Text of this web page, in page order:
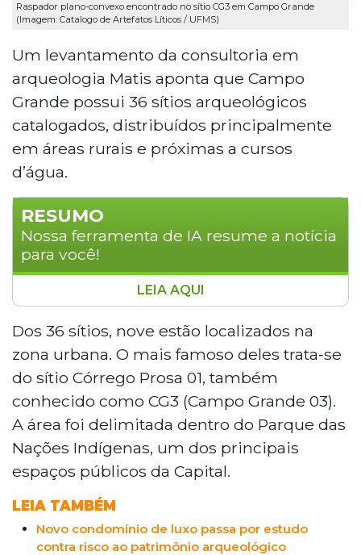
Raspador plano-convexo encontrado no sítio CG3 em Campo Grande
(Imagem: Catalogo de Artefatos Líticos / UFMS)
Um levantamento da consultoria em
arqueologia Matis aponta que Campo
Grande possui 36 sítios arqueológicos
catalogados, distribuídos principalmente
em áreas rurais e próximas a cursos
d’água.
RESUMO
Nossa ferramenta de IA resume a notícia
para você!
Campo Grande possui dezoito sítios
arqueológicos catalogados, sendo que o
Córrego Prosa 01 é o único situado na
Nações Indígenas. Com vestígios de até
mil anos, o local abriga cerâmicas e
artefatos líticos associados à tradição
Aratu e a povos do tronco linguístico Jê. O
estado de Mato Grosso do Sul soma mais
de 800 áreas cadastradas pelo Iphan,
exigindo rigorosos processos de análise e
conservação para preservar o patrimônio
histórico e a memória regional.
LEIA AQUI
Dos 36 sítios, nove estão localizados na
zona urbana. O mais famoso deles trata-se
do sítio Córrego Prosa 01, também
conhecido como CG3 (Campo Grande 03).
A área foi delimitada dentro do Parque das
Nações Indígenas, um dos principais
espaços públicos da Capital.
LEIA TAMBÉM
Novo condomínio de luxo passa por estudo
contra risco ao patrimônio arqueológico